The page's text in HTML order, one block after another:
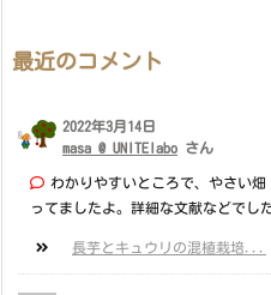
最近のコメント
2022年3月14日
masa @ UNITElabo さん
わかりやすいところで、やさい
ってましたよ。詳細な文献などで
長芋とキュウリの混植栽培...